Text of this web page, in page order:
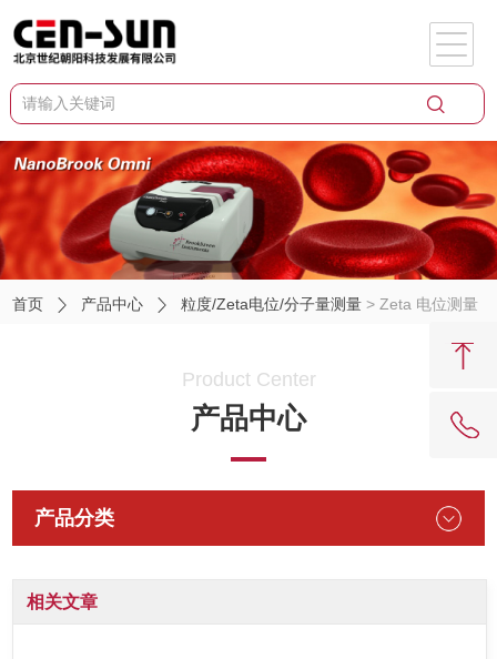
首页 产品中心 粒度/Zeta电位/分子量测量 > Zeta 电位测量
Product Center
产品中心
产品分类
相关文章
62081909